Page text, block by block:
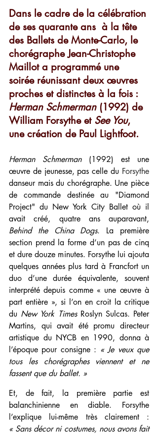
Dans le cadre de la célébration
de ses quarante ans  à la tête
des Ballets de Monte-Carlo, le
chorégraphe Jean-Christophe
Maillot a programmé une
soirée réunissant deux œuvres
proches et distinctes à la fois :
Herman Schmerman (1992) de
William Forsythe et See You,
une création de Paul Lightfoot.
Herman Schmerman (1992) est une
œuvre de jeunesse, pas celle du
danseur mais du chorégraphe. Une pièce
de commande destinée au "Diamond
Project" du New York City Ballet où il
Behind the China Dogs. La première
section prend la forme d’un pas de cinq
et dure douze minutes. Forsythe lui ajouta
quelques années plus tard à Francfort un
duo d’une durée équivalente, souvent
interprété depuis comme « une œuvre à
part entière », si l’on en croit la critique
du New York Times Roslyn Sulcas. Peter
Martins, qui avait été promu directeur
artistique du NYCB en 1990, donna à
l’époque pour consigne : « Je veux que
tous les chorégraphes viennent et ne
fassent que du ballet. »
Et, de fait, la première partie est
balanchinienne en diable. Forsythe
« Sans décor ni costumes, nous avons fait